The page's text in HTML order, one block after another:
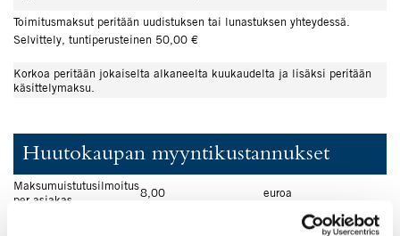
Toimitusmaksut peritään uudistuksen tai lunastuksen yhteydessä.
Selvittely, tuntiperusteinen 50,00 €
Korkoa peritään jokaiselta alkaneelta kuukaudelta ja lisäksi peritään
käsittelymaksu.
Huutokaupan myyntikustannukset
Maksumuistutusilmoitus
per asiakas
8,00
euroa